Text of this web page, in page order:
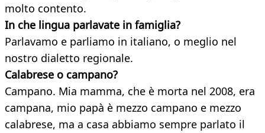
molto contento.
In che lingua parlavate in famiglia?
Parlavamo e parliamo in italiano, o meglio nel
nostro dialetto regionale.
Calabrese o campano?
Campano. Mia mamma, che è morta nel 2008, era
campana, mio papà è mezzo campano e mezzo
calabrese, ma a casa abbiamo sempre parlato il